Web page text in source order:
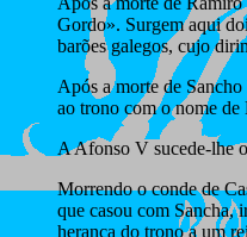
Gordo». Surgem aqui
barões galegos, cujo
Após a morte de
ao trono com o nome
A Afonso V sucede-lhe
Morrendo o conde de
que casou com Sancha,
herança do trono a um